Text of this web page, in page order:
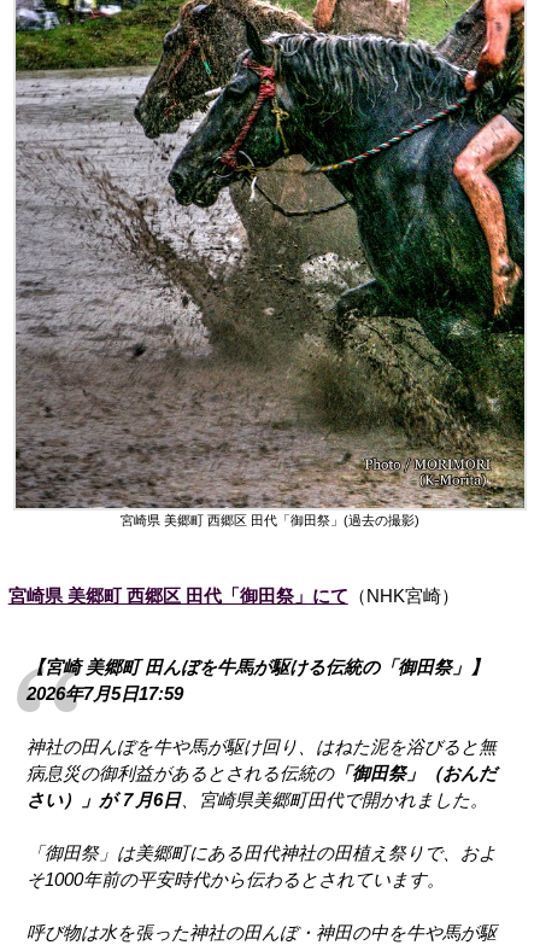
宮崎県 美郷町 西郷区 田代「御田祭」(過去の撮影)
宮崎県 美郷町 西郷区 田代「御田祭」にて （NHK宮崎）
【宮崎 美郷町 田んぼを牛馬が駆ける伝統の「御田祭」】
2026年7月5日17:59
神社の田んぼを牛や馬が駆け回り、はねた泥を浴びると無
病息災の御利益があるとされる伝統の「御田祭」（おんだ
さい）」が７月6日、宮崎県美郷町田代で開かれました。
「御田祭」は美郷町にある田代神社の田植え祭りで、およ
そ1000年前の平安時代から伝わるとされています。
呼び物は水を張った神社の田んぼ・神田の中を牛や馬が駆